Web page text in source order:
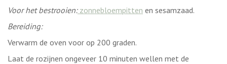
Voor het bestrooien:zonnebloempitten en sesamzaad.
Bereiding:
Verwarm de oven voor op 200 graden.
Laat de rozijnen ongeveer 10 minuten wellen met de